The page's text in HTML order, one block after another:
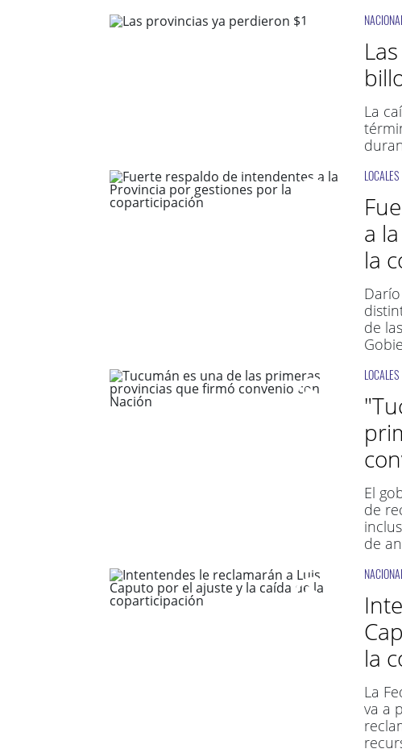
La
LOCALES
a
la
de
LOCALES
El
de
de
la
La
va a